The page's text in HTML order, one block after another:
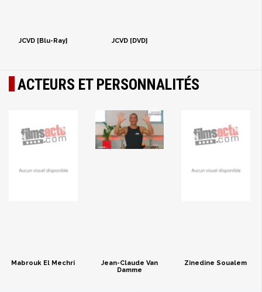
JCVD [Blu-Ray] JCVD [DVD]
ACTEURS ET PERSONNALITÉS
Mabrouk El Mechri
Jean-Claude Van
Damme
Zinedine Soualem